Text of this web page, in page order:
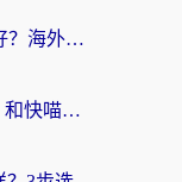
Malus好用吗？和ChickCN哪个好？海外党亲测：选对回国加速器，追剧游戏不卡顿
海外党实测：斧牛VPN好用吗？和快喵VPN对比哪个回国效果更好？附3款热门加速器深度分析